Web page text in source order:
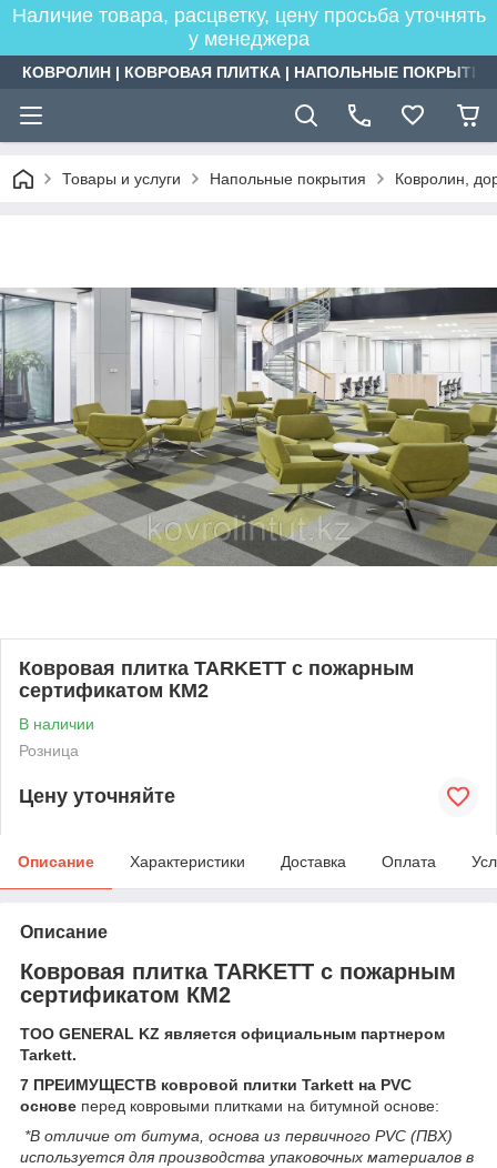
Наличие товара, расцветку, цену просьба уточнять
у менеджера
КОВРОЛИН | КОВРОВАЯ ПЛИТКА | НАПОЛЬНЫЕ
Товары и услуги Напольные покрытия Ковролин,
Ковровая плитка TARKETT с пожарным
сертификатом КМ2
В наличии
Розница
Цену уточняйте
Описание Характеристики Доставка Оплата
Описание
Ковровая плитка TARKETT с пожарным
сертификатом КМ2
ТОО GENERAL KZ является официальным партнером
Tarkett.
7 ПРЕИМУЩЕСТВ ковровой плитки Tarkett на PVC
основе перед ковровыми плитками на битумной основе:
*В отличие от битума, основа из первичного PVC (ПВХ)
используется для производства упаковочных материалов в